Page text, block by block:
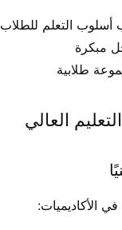
أسلوب التعلم للطلاب
مبكرة
طلابية
العالي
الأكاديميات: